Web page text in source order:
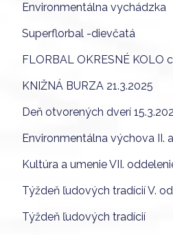
Environmentálna vychádzka
Superflorbal -dievčatá
FLORBAL OKRESNÉ KOLO
KNIŽNÁ BURZA 21.3.2025
Deň otvorených dverí
Environmentálna výchova II.
Kultúra a umenie VII.
Týždeň ľudových tradícií V.
Týždeň ľudových tradícií